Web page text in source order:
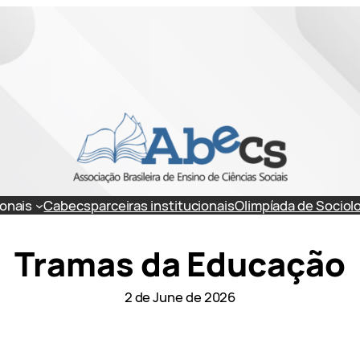
Cabecsparceiras institucionaisOlimpíada de
Tramas da Educação
2 de June de 2026